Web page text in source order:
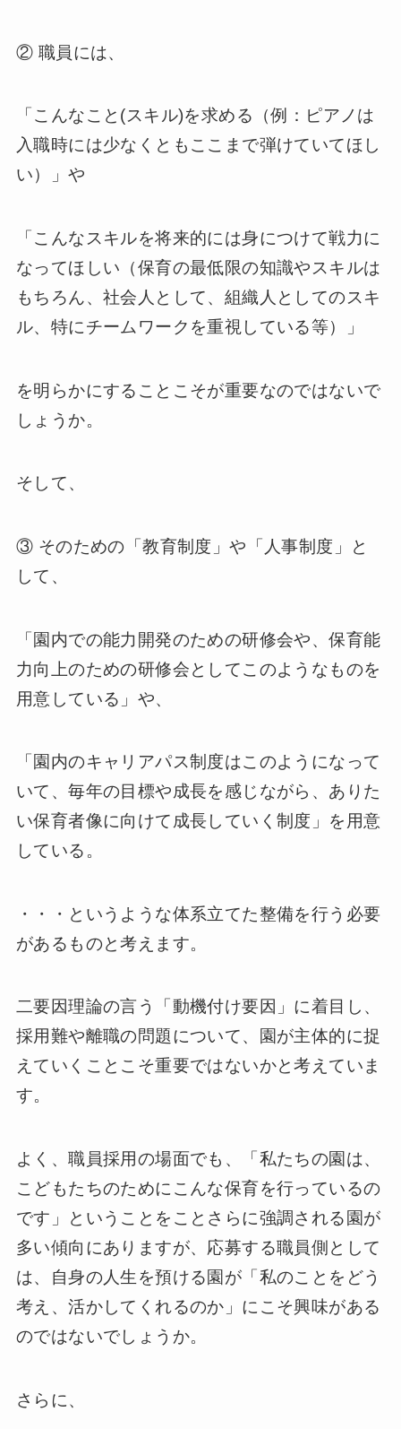
② 職員には、
「こんなこと(スキル)を求める（例：ピアノは
入職時には少なくともここまで弾けていてほし
い）」や
「こんなスキルを将来的には身につけて戦力に
なってほしい（保育の最低限の知識やスキルは
もちろん、社会人として、組織人としてのスキ
ル、特にチームワークを重視している等）」
を明らかにすることこそが重要なのではないで
しょうか。
そして、
③ そのための「教育制度」や「人事制度」と
して、
「園内での能力開発のための研修会や、保育能
力向上のための研修会としてこのようなものを
用意している」や、
「園内のキャリアパス制度はこのようになって
いて、毎年の目標や成長を感じながら、ありた
い保育者像に向けて成長していく制度」を用意
している。
・・・というような体系立てた整備を行う必要
があるものと考えます。
二要因理論の言う「動機付け要因」に着目し、
採用難や離職の問題について、園が主体的に捉
えていくことこそ重要ではないかと考えていま
す。
よく、職員採用の場面でも、「私たちの園は、
こどもたちのためにこんな保育を行っているの
です」ということをことさらに強調される園が
多い傾向にありますが、応募する職員側として
は、自身の人生を預ける園が「私のことをどう
考え、活かしてくれるのか」にこそ興味がある
のではないでしょうか。
さらに、